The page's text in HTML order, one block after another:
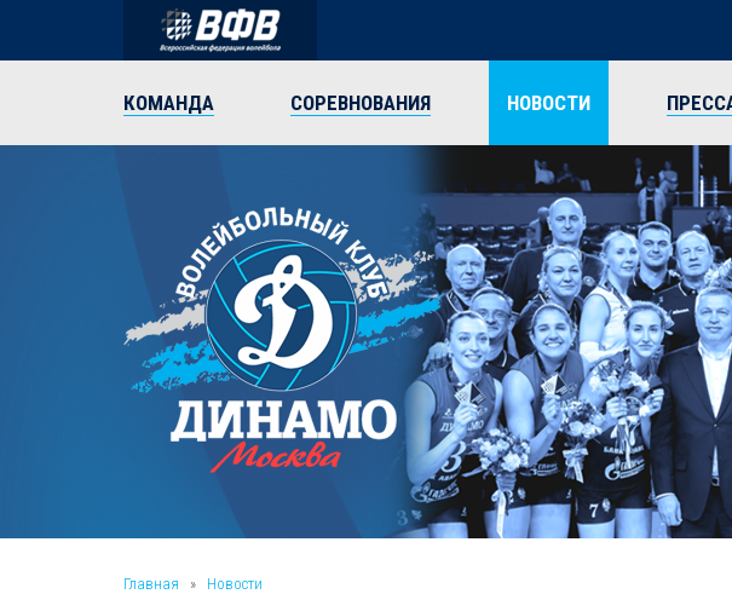
КОМАНДА СОРЕВНОВАНИЯ НОВОСТИ
Главная » Новости